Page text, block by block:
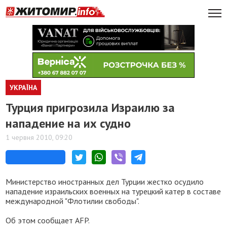
УКРАЇНА
Турция пригрозила Израилю за
нападение на их судно
1 червня 2010, 09:20
Министерство иностранных дел Турции жестко осудило
нападение израильских военных на турецкий катер в составе
международной "Флотилии свободы".
Об этом сообщает AFP.